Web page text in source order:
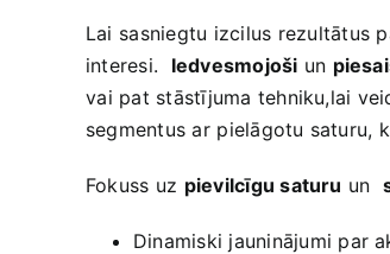
Lai⁢ sasniegtu izcilus ⁢rezultātus
interesi. ​ Iedvesmojoši un
⁢vai pat ​stāstījuma tehniku,lai
segmentus ar ⁣pielāgotu saturu,
Fokuss⁣ uz pievilcīgu saturu un ⁢
Dinamiski ‍jauninājumi ​par